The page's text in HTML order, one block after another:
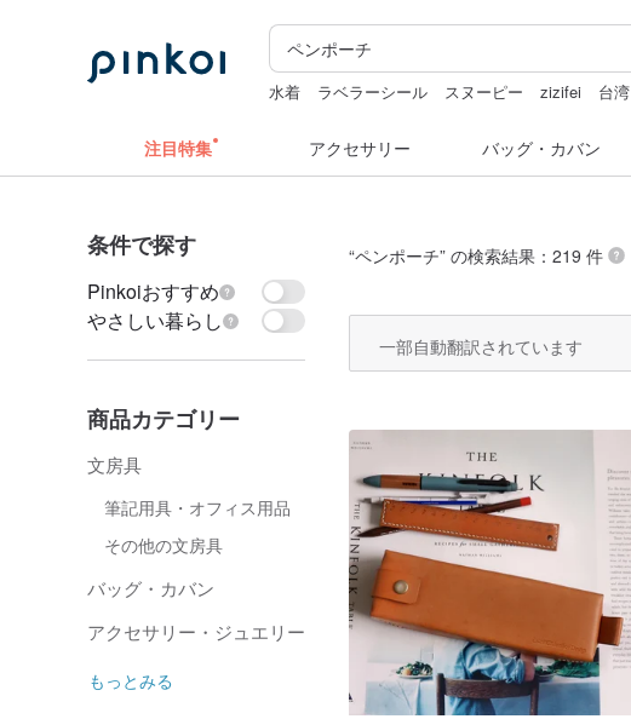
水着 ラベラーシール スヌーピー zizifei 台湾
注目特集 アクセサリー バッグ・カバン
条件で探す
Pinkoiおすすめ
やさしい暮らし
商品カテゴリー
文房具
筆記用具・オフィス用品
その他の文房具
バッグ・カバン
アクセサリー・ジュエリー
もっとみる
“ペンポーチ” の検索結果：219 件
一部自動翻訳されています